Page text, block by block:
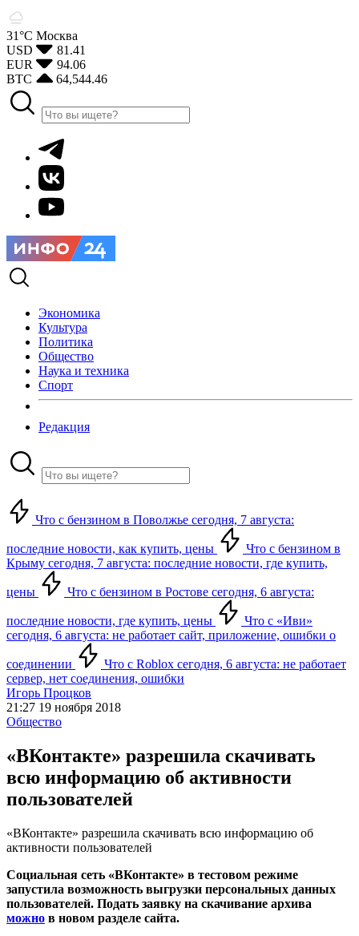
31°С Москва
USD
81.41
EUR
94.06
BTC
64,544.46
Экономика
Культура
Политика
Общество
Наука и техника
Спорт
Редакция
Что с бензином в Поволжье сегодня, 7 августа:
последние новости, как купить, цены
Что с бензином в
Крыму сегодня, 7 августа: последние новости, где купить,
цены Что с бензином в Ростове сегодня, 6 августа:
последние новости, где купить, цены
Что с «Иви»
сегодня, 6 августа: не работает сайт, приложение, ошибки о
соединении
Что с Roblox сегодня, 6 августа: не работает
сервер, нет соединения, ошибки
Игорь Процков
21:27 19 ноября 2018
Общество
«ВКонтакте» разрешила скачивать
всю информацию об активности
пользователей
«ВКонтакте» разрешила скачивать всю информацию об
активности пользователей
Социальная сеть «ВКонтакте» в тестовом режиме
запустила возможность выгрузки персональных данных
пользователей. Подать заявку на скачивание архива
можно в новом разделе сайта.